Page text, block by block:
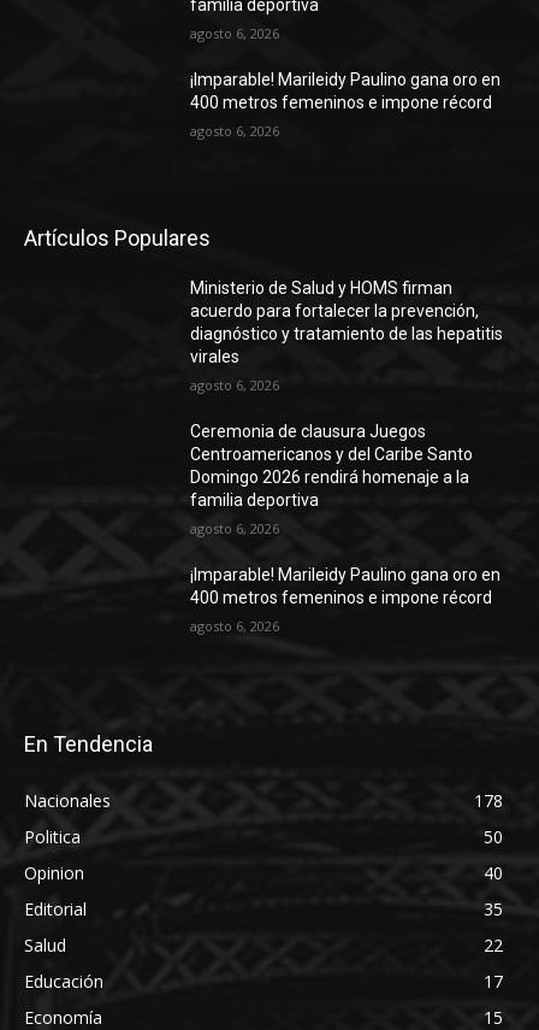
familia deportiva
agosto 6, 2026
¡Imparable! Marileidy Paulino gana oro en
400 metros femeninos e impone récord
agosto 6, 2026
Artículos Populares
Ministerio de Salud y HOMS firman
acuerdo para fortalecer la prevención,
diagnóstico y tratamiento de las hepatitis
virales
agosto 6, 2026
Ceremonia de clausura Juegos
Centroamericanos y del Caribe Santo
Domingo 2026 rendirá homenaje a la
familia deportiva
agosto 6, 2026
¡Imparable! Marileidy Paulino gana oro en
400 metros femeninos e impone récord
agosto 6, 2026
En Tendencia
Nacionales
178
Politica
50
Opinion
40
Editorial
35
Salud
22
Educación
17
Economía
15